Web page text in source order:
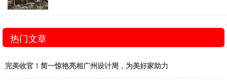
热门文章
完美收官！简一惊艳亮相广州设计周，为美好家助力